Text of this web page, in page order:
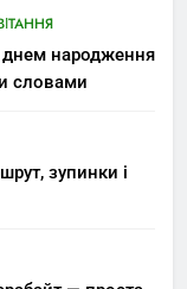
днем народження
словами
зупинки і